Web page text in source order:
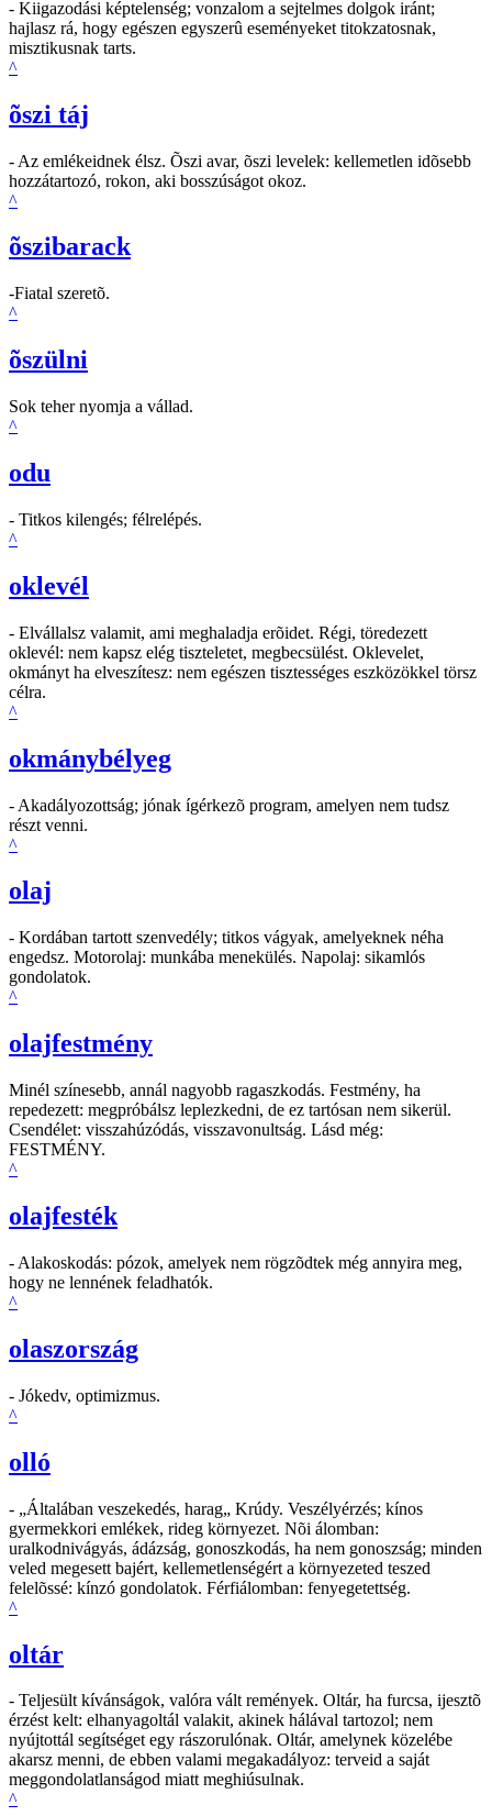
- Kiigazodási képtelenség; vonzalom a sejtelmes dolgok iránt;
hajlasz rá, hogy egészen egyszerû eseményeket titokzatosnak,
misztikusnak tarts.
^
õszi táj
- Az emlékeidnek élsz. Õszi avar, õszi levelek: kellemetlen idõsebb
hozzátartozó, rokon, aki bosszúságot okoz.
^
õszibarack
-Fiatal szeretõ.
^
õszülni
Sok teher nyomja a vállad.
^
odu
- Titkos kilengés; félrelépés.
^
oklevél
- Elvállalsz valamit, ami meghaladja erõidet. Régi, töredezett
oklevél: nem kapsz elég tiszteletet, megbecsülést. Oklevelet,
okmányt ha elveszítesz: nem egészen tisztességes eszközökkel törsz
célra.
^
okmánybélyeg
- Akadályozottság; jónak ígérkezõ program, amelyen nem tudsz
részt venni.
^
olaj
- Kordában tartott szenvedély; titkos vágyak, amelyeknek néha
engedsz. Motorolaj: munkába menekülés. Napolaj: sikamlós
gondolatok.
^
olajfestmény
Minél színesebb, annál nagyobb ragaszkodás. Festmény, ha
repedezett: megpróbálsz leplezkedni, de ez tartósan nem sikerül.
Csendélet: visszahúzódás, visszavonultság. Lásd még:
FESTMÉNY.
^
olajfesték
- Alakoskodás: pózok, amelyek nem rögzõdtek még annyira meg,
hogy ne lennének feladhatók.
^
olaszország
- Jókedv, optimizmus.
^
olló
- „Általában veszekedés, harag„ Krúdy. Veszélyérzés; kínos
gyermekkori emlékek, rideg környezet. Nõi álomban:
uralkodnivágyás, ádázság, gonoszkodás, ha nem gonoszság; minden
veled megesett bajért, kellemetlenségért a környezeted teszed
felelõssé: kínzó gondolatok. Férfiálomban: fenyegetettség.
^
oltár
- Teljesült kívánságok, valóra vált remények. Oltár, ha furcsa, ijesztõ
érzést kelt: elhanyagoltál valakit, akinek hálával tartozol; nem
nyújtottál segítséget egy rászorulónak. Oltár, amelynek közelébe
akarsz menni, de ebben valami megakadályoz: terveid a saját
meggondolatlanságod miatt meghiúsulnak.
^